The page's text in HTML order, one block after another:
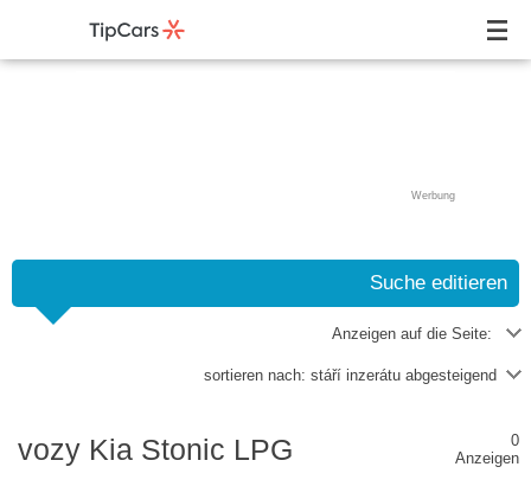
Werbung
Suche editieren
Anzeigen auf die Seite:
sortieren nach: stáří inzerátu abgesteigend
vozy Kia Stonic LPG
0
Anzeigen